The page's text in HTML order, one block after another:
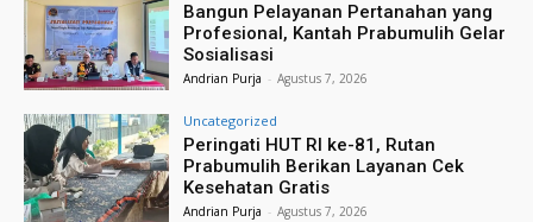
Bangun Pelayanan Pertanahan yang
Profesional, Kantah Prabumulih Gelar
Sosialisasi
Andrian Purja - Agustus 7, 2026
Uncategorized
Peringati HUT RI ke-81, Rutan
Prabumulih Berikan Layanan Cek
Kesehatan Gratis
Andrian Purja - Agustus 7, 2026